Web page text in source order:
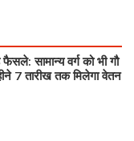
सामान्य वर्ग को भी गौ
7 तारीख तक मिलेगा वेतन